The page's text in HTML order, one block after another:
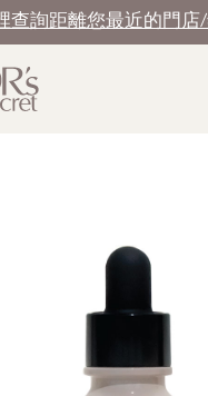
查詢距離您最近的門店